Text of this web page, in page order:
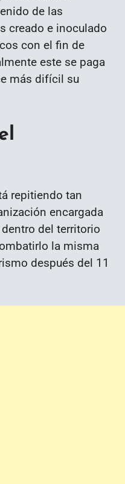
de las
creado e inoculado
con el fin de
este se paga
más difícil su
repitiendo tan
encargada
del territorio
la misma
después del 11